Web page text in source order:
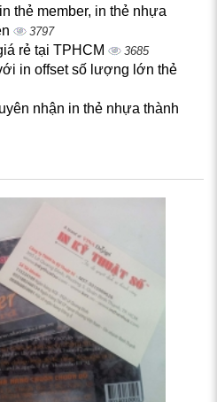
thẻ member, in thẻ nhựa
3797
rẻ tại TPHCM 3685
in offset số lượng lớn thẻ
nhận in thẻ nhựa thành